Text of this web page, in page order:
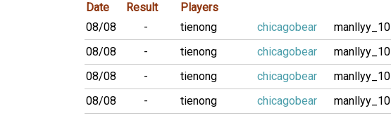
Date Result
Players
08/08
- tienong chicagobear
manllyy_10
08/08
- tienong chicagobear
manllyy_10
08/08
- tienong chicagobear
manllyy_10
08/08
- tienong chicagobear
manllyy_10